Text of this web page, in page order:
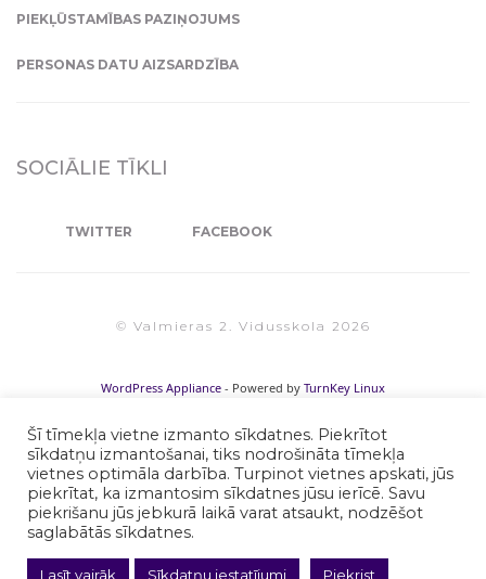
PIEKĻŪSTAMĪBAS PAZIŅOJUMS
PERSONAS DATU AIZSARDZĪBA
SOCIĀLIE TĪKLI
TWITTER FACEBOOK
© Valmieras 2. Vidusskola 2026
Šī tīmekļa vietne izmanto sīkdatnes. Piekrītot
sīkdatņu izmantošanai, tiks nodrošināta tīmekļa
vietnes optimāla darbība. Turpinot vietnes apskati, jūs
piekrītat, ka izmantosim sīkdatnes jūsu ierīcē. Savu
piekrišanu jūs jebkurā laikā varat atsaukt, nodzēšot
saglabātās sīkdatnes.
Lasīt vairāk Sīkdatņu iestatījumi Piekrist
WordPress Appliance - Powered by TurnKey Linux